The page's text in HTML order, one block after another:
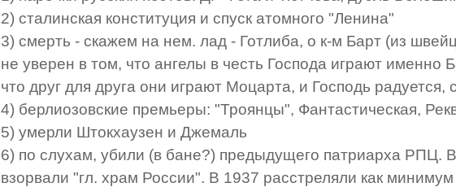
2) сталинская конституция и спуск атомного "Ленина"
3) смерть - скажем на нем. лад - Готлиба, о к-м Барт (из
не уверен в том, что ангелы в честь Господа играют именно
что друг для друга они играют Моцарта, и Господь радуется,
4) берлиозовские премьеры: "Троянцы", Фантастическая,
5) умерли Штокхаузен и Джемаль
6) по слухам, убили (в бане?) предыдущего патриарха РПЦ.
взорвали "гл. храм России". В 1937 расстреляли как